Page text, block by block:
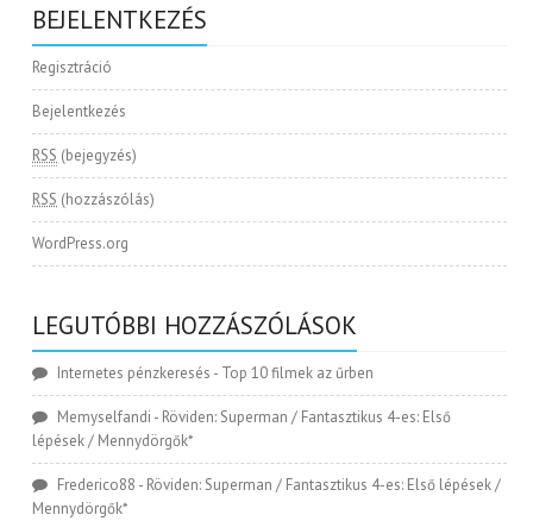
BEJELENTKEZÉS
Regisztráció
Bejelentkezés
RSS (bejegyzés)
RSS (hozzászólás)
WordPress.org
LEGUTÓBBI HOZZÁSZÓLÁSOK
Internetes pénzkeresés - Top 10 filmek az űrben
Memyselfandi - Röviden: Superman / Fantasztikus 4-es: Első
lépések / Mennydörgők*
Frederico88 - Röviden: Superman / Fantasztikus 4-es: Első lépések /
Mennydörgők*